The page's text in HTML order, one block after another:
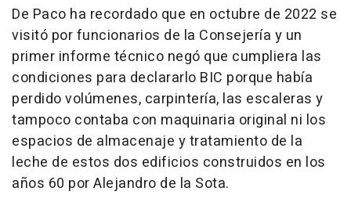
De Paco ha recordado que en octubre de 2022 se
visitó por funcionarios de la Consejería y un
primer informe técnico negó que cumpliera las
condiciones para declararlo BIC porque había
perdido volúmenes, carpintería, las escaleras y
tampoco contaba con maquinaria original ni los
espacios de almacenaje y tratamiento de la
leche de estos dos edificios construidos en los
años 60 por Alejandro de la Sota.